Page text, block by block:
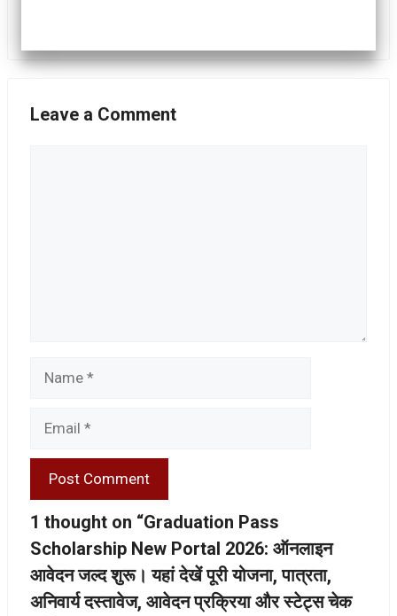
Leave a Comment
1 thought on “Graduation Pass
Scholarship New Portal 2026: ऑनलाइन
आवेदन जल्द शुरू। यहां देखें पूरी योजना, पात्रता,
अनिवार्य दस्तावेज, आवेदन प्रक्रिया और स्टेट्स चेक